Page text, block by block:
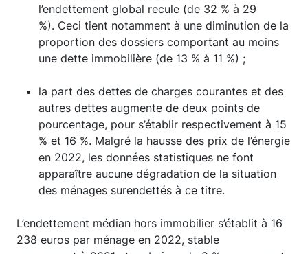
l’endettement global recule (de 32 % à 29
%). Ceci tient notamment à une diminution de la
proportion des dossiers comportant au moins
une dette immobilière (de 13 % à 11 %) ;
la part des dettes de charges courantes et des
autres dettes augmente de deux points de
pourcentage, pour s’établir respectivement à 15
% et 16 %. Malgré la hausse des prix de l’énergie
en 2022, les données statistiques ne font
apparaître aucune dégradation de la situation
des ménages surendettés à ce titre.
L’endettement médian hors immobilier s’établit à 16
238 euros par ménage en 2022, stable